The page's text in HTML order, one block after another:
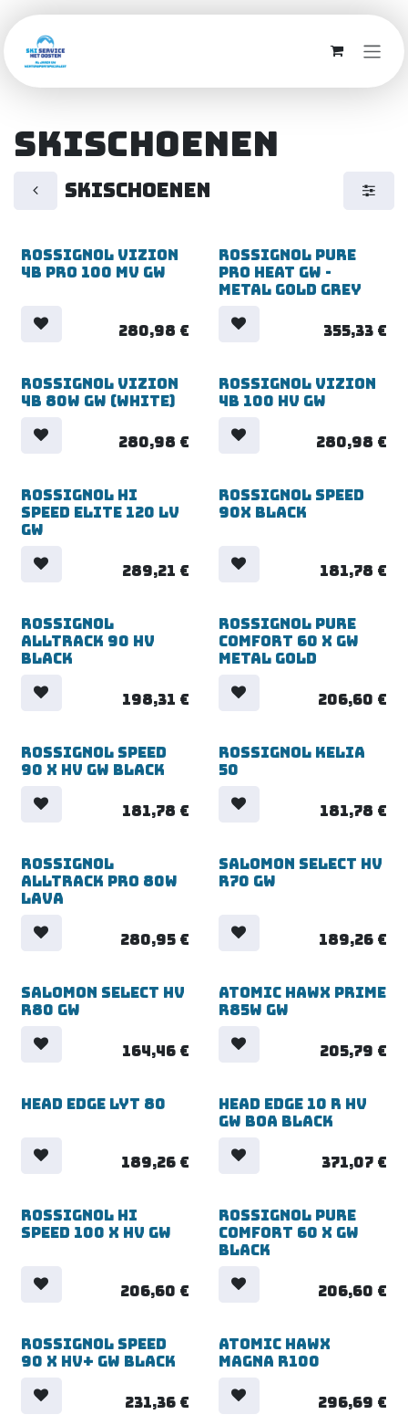
Overslaan naar inhoud
Skischoenen
Skischoenen
Rossignol Vizion
4B Pro 100 MV GW
280,98 €
Rossignol Pure
Pro Heat GW -
Metal Gold Grey
355,33€
Rossignol Vizion
4B 80W GW (White)
280,98 €
Rossignol Vizion
4B 100 HV GW
280,98 €
Rossignol Hi
Speed Elite 120 LV
GW
289,21 €
Rossignol Speed
90X Black
181,78 €
Rossignol
Alltrack 90 HV
Black
198,31 €
Rossignol Pure
Comfort 60 X GW
Metal Gold
206,60 €
Rossignol Speed
90 X HV GW Black
181,78 €
Rossignol Kelia
50
181,78 €
Rossignol
Alltrack Pro 80W
Lava
280,95€
Salomon Select HV
R70 GW
189,26€
Salomon Select HV
R80 GW
164,46€
Atomic Hawx Prime
R85W GW
205,79 €
Head Edge LYT 80
189,26€
Head Edge 10 R HV
GW BOA Black
371,07€
Rossignol Hi
Speed 100 X HV GW
206,60 €
Rossignol Pure
Comfort 60 X GW
Black
206,60 €
Rossignol Speed
90 X HV+ GW Black
231,36€
Atomic Hawx
Magna R100
296,69 €